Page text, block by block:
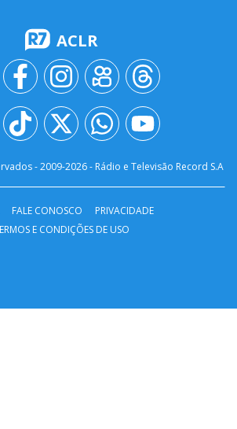
ACLR
- 2009-2026- Rádio e Televisão Record S.A
FALE CONOSCO
PRIVACIDADE
E CONDIÇÕES DE USO